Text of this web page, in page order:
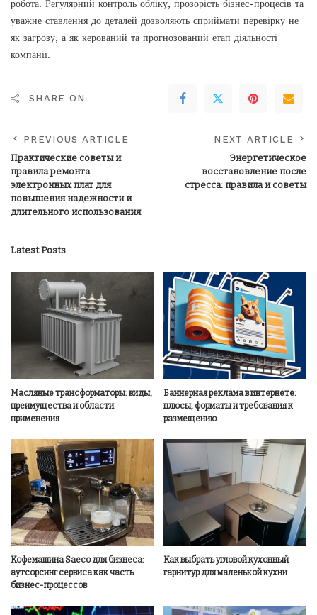
робота. Регулярний контроль обліку, прозорість бізнес-процесів та
уважне ставлення до деталей дозволяють сприймати перевірку не
як загрозу, а як керований та прогнозований етап діяльності
компанії.
SHARE ON
PREVIOUS ARTICLE
Практические советы и
правила ремонта
электронных плат для
повышения надежности и
длительного использования
NEXT ARTICLE
Энергетическое
восстановление после
стресса: правила и советы
Latest Posts
Масляные трансформаторы: виды,
преимущества и области
применения
Баннерная реклама в интернете:
плюсы, форматы и требования к
размещению
Кофемашина Saeco для бизнеса:
аутсорсинг сервиса как часть
бизнес-процессов
Как выбрать угловой кухонный
гарнитур для маленькой кухни